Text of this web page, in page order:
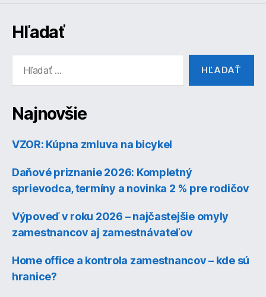
Hľadať
Najnovšie
VZOR: Kúpna zmluva na bicykel
Daňové priznanie 2026: Kompletný
sprievodca, termíny a novinka 2 % pre rodičov
Výpoveď v roku 2026 – najčastejšie omyly
zamestnancov aj zamestnávateľov
Home office a kontrola zamestnancov – kde sú
hranice?